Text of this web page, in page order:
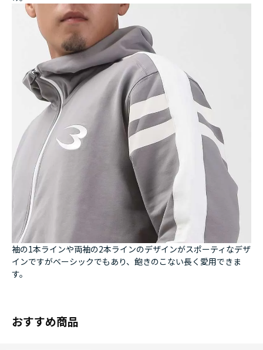
袖の1本ラインや両袖の2本ラインのデザインがスポーティなデザ
インですがベーシックでもあり、飽きのこない長く愛用できま
す。
おすすめ商品